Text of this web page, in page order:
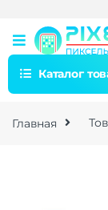
Каталог
Главная